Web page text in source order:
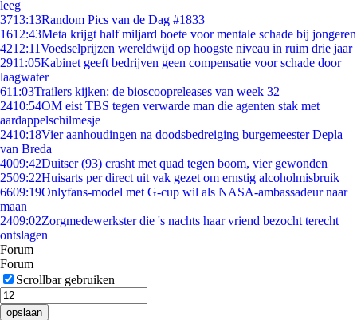
leeg
3713:13Random Pics van de Dag #1833
1612:43Meta krijgt half miljard boete voor mentale schade bij jongeren
4212:11Voedselprijzen wereldwijd op hoogste niveau in ruim drie jaar
2911:05Kabinet geeft bedrijven geen compensatie voor schade door
laagwater
611:03Trailers kijken: de bioscoopreleases van week 32
2410:54OM eist TBS tegen verwarde man die agenten stak met
aardappelschilmesje
2410:18Vier aanhoudingen na doodsbedreiging burgemeester Depla
van Breda
4009:42Duitser (93) crasht met quad tegen boom, vier gewonden
2509:22Huisarts per direct uit vak gezet om ernstig alcoholmisbruik
6609:19Onlyfans-model met G-cup wil als NASA-ambassadeur naar
maan
2409:02Zorgmedewerkster die 's nachts haar vriend bezocht terecht
ontslagen
Forum
Forum
Scrollbar gebruiken
opslaan